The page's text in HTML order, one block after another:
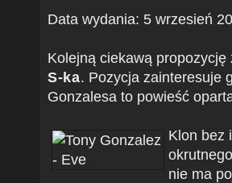
Data wydania: 5 wrzesień
Kolejną ciekawą
S-ka. Pozycja zainteresuje
Gonzalesa to powieść
Klon bez
nie ma